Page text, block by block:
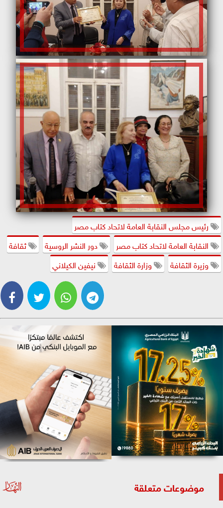
رئيس مجلس النقابة العامة لاتحاد كتاب مصر
النقابة العامة لاتحاد كتاب مصر
دور النشر الروسية
ثقافة
وزيرة الثقافة
وزارة الثقافة نيفين الكيلاني
موضوعات متعلقة